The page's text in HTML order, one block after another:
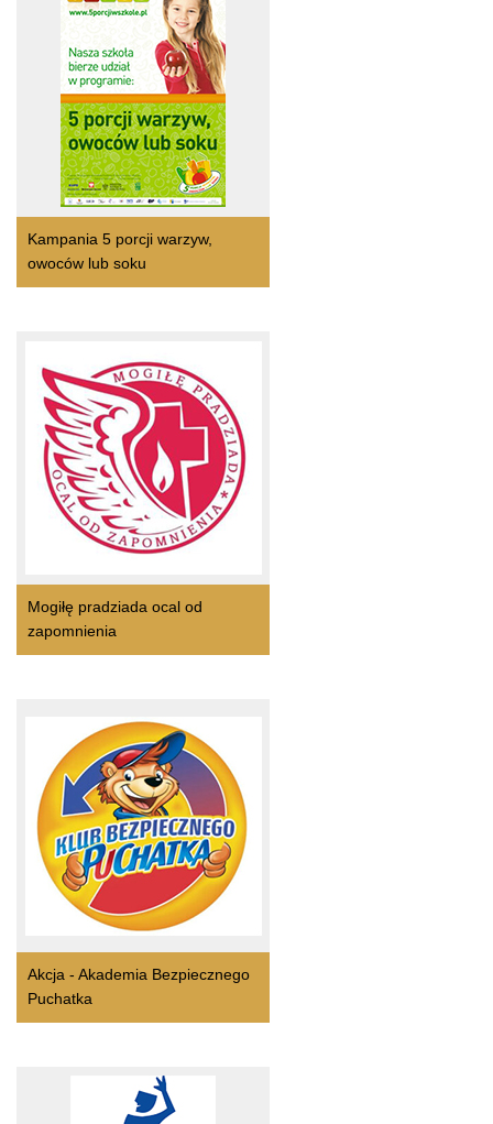
Kampania 5 porcji warzyw,
owoców lub soku
Mogiłę pradziada ocal od
zapomnienia
Akcja - Akademia Bezpiecznego
Puchatka